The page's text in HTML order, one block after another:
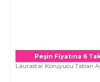
Peşin Fiyatına 6
Laurastar Koruyucu Taban